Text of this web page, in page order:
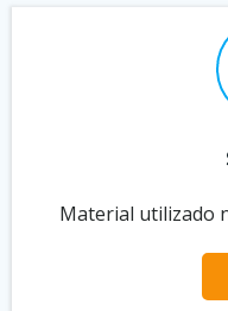
Material utilizado